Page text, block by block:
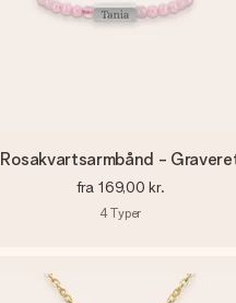
Rosakvartsarmbånd -
fra 169,00 kr.
4Typer